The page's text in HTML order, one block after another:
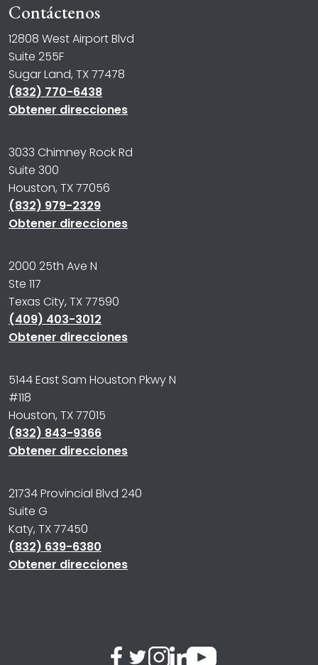
Contáctenos
12808 West Airport Blvd
Suite 255F
Sugar Land, TX 77478
(832) 770-6438
Obtener direcciones
3033 Chimney Rock Rd
Suite 300
Houston, TX 77056
(832) 979-2329
Obtener direcciones
2000 25th Ave N
Ste 117
Texas City, TX 77590
(409) 403-3012
Obtener direcciones
5144 East Sam Houston Pkwy N
#118
Houston, TX 77015
(832) 843-9366
Obtener direcciones
21734 Provincial Blvd 240
Suite G
Katy, TX 77450
(832) 639-6380
Obtener direcciones